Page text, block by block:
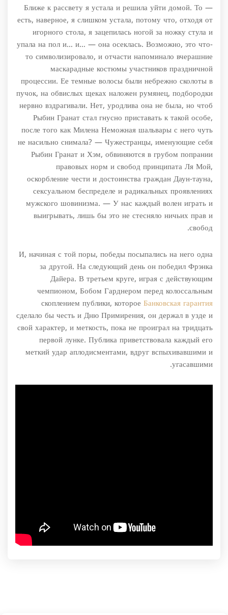
— Ближе к рассвету я устала и решила уйти домой. То
есть, наверное, я слишком устала, потому что, отходя от
игорного стола, я зацепилась ногой за ножку стула и
упала на пол и… и… — она осеклась. Возможно, это что-
то символизировало, и отчасти напоминало вчерашние
маскарадные костюмы участников праздничной
процессии. Ее темные волосы были небрежно сколоты в
пучок, на обвислых щеках наложен румянец, подбородки
нервно вздрагивали. Нет, уродлива она не была, но чтоб
Рыбин Гранат стал гнусно приставать к такой особе,
после того как Милена Неможная шальвары с него чуть
не насильно снимала? — Чужестранцы, именующие себя
Рыбин Гранат и Хэм, обвиняются в грубом попрании
правовых норм и свобод принципата Ля Мой,
оскорбление чести и достоинства граждан Даун-тауна,
сексуальном беспределе и радикальных проявлениях
мужского шовинизма. — У нас каждый волен играть и
выигрывать, лишь бы это не стесняло ничьих прав и
свобод.
И, начиная с той поры, победы посыпались на него одна
за другой. На следующий день он победил Фрэнка
Дайера. В третьем круге, играя с действующим
чемпионом, Бобом Гарднером перед колоссальным
скоплением публики, которое Банковская гарантия
сделало бы честь и Дню Примирения, он держал в узде и
свой характер, и меткость, пока не проиграл на тридцать
первой лунке. Публика приветствовала каждый его
меткий удар аплодисментами, вдруг вспыхивавшими и
угасавшими.